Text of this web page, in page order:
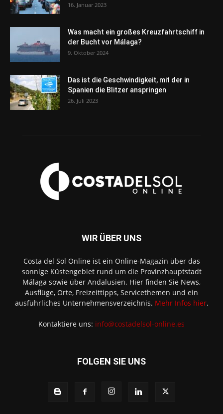
16. Januar 2023
Was macht ein großes Kreuzfahrtschiff in
der Bucht vor Málaga?
9. Oktober 2024
Das ist die Geschwindigkeit, mit der in
Spanien die Blitzer anspringen
26. Juli 2023
WIR ÜBER UNS
Costa del Sol Online ist ein Online-Magazin über das
sonnige Küstengebiet rund um die Provinzhauptstadt
Málaga sowie über Andalusien. Hier finden Sie News,
Ausflüge, Orte, Freizeittipps, Servicethemen und ein
ausführliches Unternehmensverzeichnis. Mehr Infos hier.
Kontaktiere uns: info@costadelsol-online.es
FOLGEN SIE UNS